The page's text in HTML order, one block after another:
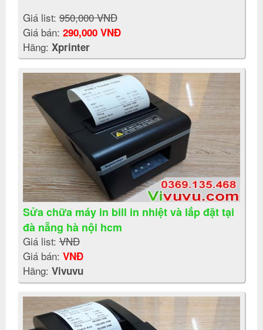
Giá list:950,000 VNĐ
Giá bán: 290,000 VNĐ
Hãng: Xprinter
Sửa chữa máy in bill in nhiệt và lắp đặt tại
đà nẵng hà nội hcm
Giá list:VNĐ
Giá bán: VNĐ
Hãng: Vivuvu